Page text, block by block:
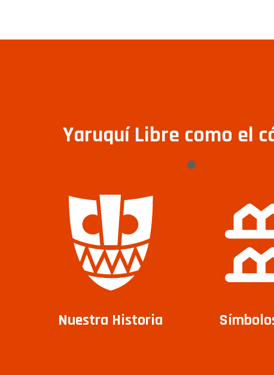
Yaruquí Libre como el
Nuestra Historia